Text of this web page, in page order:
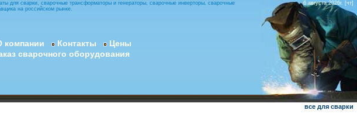
для сварки, сварочные трансформаторы и генераторы, сварочные инверторы, сварочные
на российском рынке.
компании Контакты
Цены
сварочного оборудования
6 августа 2026г. [чт]
все для сварки